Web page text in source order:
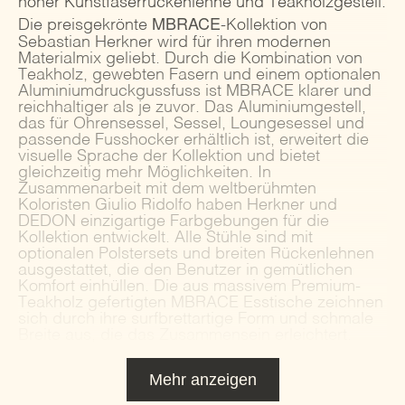
Die preisgekrönte MBRACE-Kollektion von
Sebastian Herkner wird für ihren modernen
Materialmix geliebt. Durch die Kombination von
Teakholz, gewebten Fasern und einem optionalen
Aluminiumdruckgussfuss ist MBRACE klarer und
reichhaltiger als je zuvor. Das Aluminiumgestell,
das für Ohrensessel, Sessel, Loungesessel und
passende Fusshocker erhältlich ist, erweitert die
visuelle Sprache der Kollektion und bietet
gleichzeitig mehr Möglichkeiten. In
Zusammenarbeit mit dem weltberühmten
Koloristen Giulio Ridolfo haben Herkner und
DEDON einzigartige Farbgebungen für die
Kollektion entwickelt. Alle Stühle sind mit
optionalen Polstersets und breiten Rückenlehnen
ausgestattet, die den Benutzer in gemütlichen
Komfort einhüllen. Die aus massivem Premium-
Teakholz gefertigten MBRACE Esstische zeichnen
Mehr anzeigen